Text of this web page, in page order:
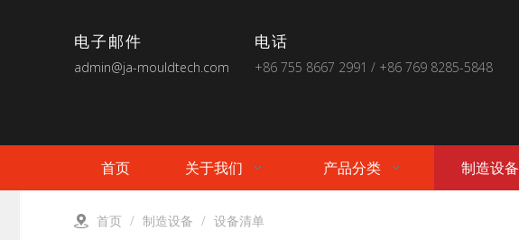
电子邮件
admin@ja-mouldtech.com
电话
+86 755 8667 2991 / +86 769 8285-5848
首页 关于我们 产品分类 制造设备
首页 / 制造设备 / 设备清单